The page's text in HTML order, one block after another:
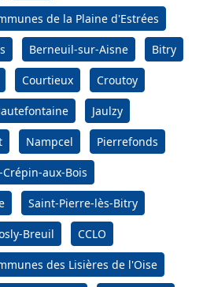
de la Plaine d'Estrées
Berneuil-sur-Aisne Bitry
Courtieux Croutoy
Jaulzy
Nampcel Pierrefonds
aux-Bois
Saint-Pierre-lès-Bitry
Breuil CCLO
des Lisières de l'Oise